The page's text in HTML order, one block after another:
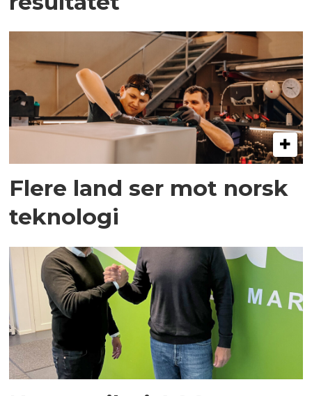
Flere land ser mot norsk
teknologi